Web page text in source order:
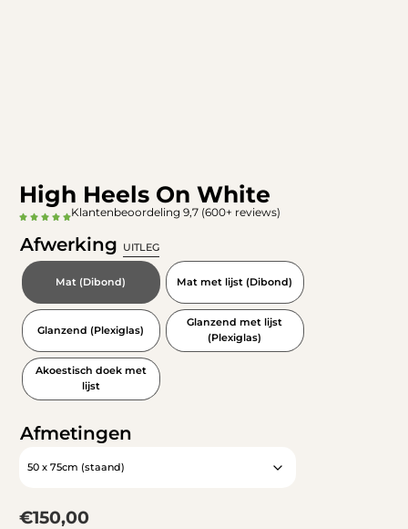
High Heels On White
Klantenbeoordeling 9,7 (600+ reviews)
Afwerking UITLEG
Mat (Dibond) Mat met lijst (Dibond)
Glanzend (Plexiglas)
Glanzend met lijst
(Plexiglas)
Akoestisch doek met
lijst
Afmetingen
€150,00